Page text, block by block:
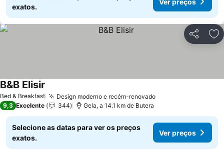
exatos.
Partilhar
Bed & Breakfast Design moderno e recém-renovadoVer preços
B&B Elisir
9,3 Excelente 344 Gela, a 14.1 km de Butera
Selecione as datas para ver os preços
exatos.
Ver preços